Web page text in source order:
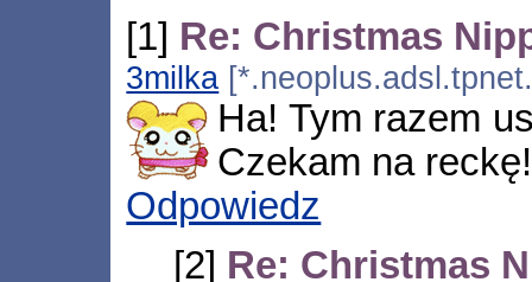
[1] Re: Christmas
3milka
Ha! Tym razem
Czekam na
Odpowiedz
[2] Re: Christmas